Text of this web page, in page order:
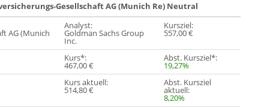
Gesellschaft AG (Munich Re) Neutral
AG (Munich
Analyst:
Goldman Sachs Group
Inc.
Kursziel:
557,00 €
Kurs*:
467,00 €
Abst. Kursziel*:
19,27%
Kurs aktuell:
514,80 €
Abst. Kursziel
aktuell:
8,20%